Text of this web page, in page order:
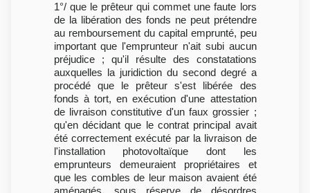
1°/ que le prêteur qui commet une faute lors
de la libération des fonds ne peut prétendre
au remboursement du capital emprunté, peu
important que l'emprunteur n'ait subi aucun
préjudice ; qu'il résulte des constatations
auxquelles la juridiction du second degré a
procédé que le prêteur s'est libérée des
fonds à tort, en exécution d'une attestation
de livraison constitutive d'un faux grossier ;
qu'en décidant que le contrat principal avait
été correctement exécuté par la livraison de
l'installation photovoltaïque dont les
emprunteurs demeuraient propriétaires et
que les combles de leur maison avaient été